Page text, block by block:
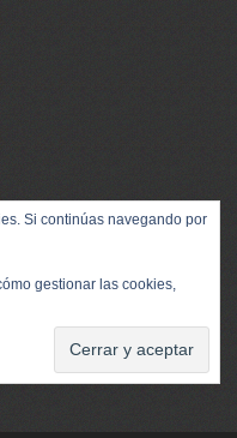
Si continúas navegando por
gestionar las cookies,